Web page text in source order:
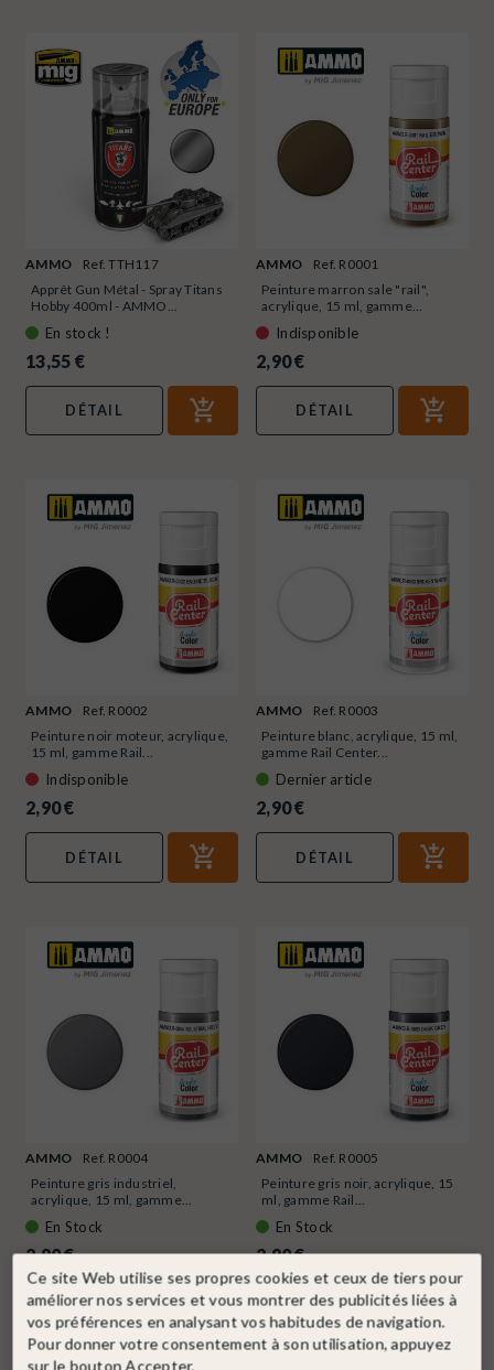
AMMO
Ref. TTH117
Apprêt Gun Métal - Spray Titans
Hobby 400ml - AMMO...
En stock !
13,55 €
DÉTAIL
AMMO
Ref. R0001
Peinture marron sale "rail",
acrylique, 15 ml, gamme...
Indisponible
2,90 €
DÉTAIL
AMMO
Ref. R0002
Peinture noir moteur, acrylique,
15 ml, gamme Rail...
Indisponible
2,90 €
DÉTAIL
AMMO
Ref. R0003
Peinture blanc, acrylique, 15 ml,
gamme Rail Center...
Dernier article
2,90 €
DÉTAIL
AMMO
Ref. R0004
Peinture gris industriel,
acrylique, 15 ml, gamme...
En Stock
2,90 €
DÉTAIL
AMMO
Ref. R0005
Peinture gris noir, acrylique, 15
ml, gamme Rail...
En Stock
2,90 €
DÉTAIL
Ce site Web utilise ses propres cookies et ceux de tiers pour
améliorer nos services et vous montrer des publicités liées à
vos préférences en analysant vos habitudes de navigation.
Pour donner votre consentement à son utilisation, appuyez
sur le bouton Accepter.